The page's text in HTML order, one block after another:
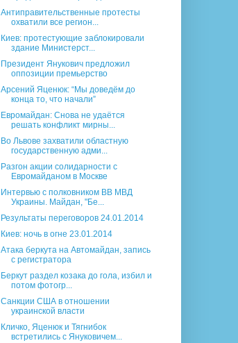
Антиправительственные протесты
охватили все регион...
Киев: протестующие заблокировали
здание Министерст...
Президент Янукович предложил
оппозиции премьерство
Арсений Яценюк: “Мы доведём до
конца то, что начали”
Евромайдан: Снова не удаётся
решать конфликт мирны...
Во Львове захватили областную
государственную адми...
Разгон акции солидарности с
Евромайданом в Москве
Интервью с полковником ВВ МВД
Украины. Майдан, "Бе...
Результаты переговоров 24.01.2014
Киев: ночь в огне 23.01.2014
Атака беркута на Автомайдан, запись
с регистратора
Беркут раздел козака до гола, избил и
потом фотогр...
Санкции США в отношении
украинской власти
Кличко, Яценюк и Тягнибок
встретились с Януковичем...